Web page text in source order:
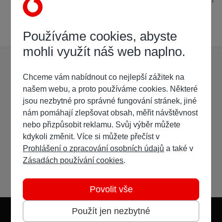
byte lepšie ako na TP-Link routeri.
17. června 2025
Používáme cookies, abyste
mohli využít náš web naplno.
Chceme vám nabídnout co nejlepší zážitek na
našem webu, a proto používáme cookies. Některé
jsou nezbytné pro správné fungování stránek, jiné
nám pomáhají zlepšovat obsah, měřit návštěvnost
nebo přizpůsobit reklamu. Svůj výběr můžete
kdykoli změnit. Více si můžete přečíst v
Prohlášení o zpracování osobních údajů a také v
Zásadách používání cookies.
Použít jen nezbytné
Povolit vše